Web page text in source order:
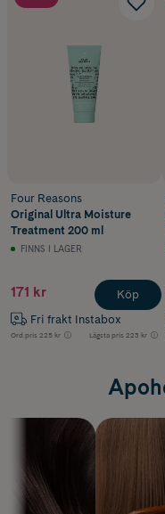
Four Reasons
Original Ultra Moisture
Treatment 200 ml
FINNS I LAGER
171 kr
Fri frakt Instabox
Ord.pris 225 kr Lägsta pris 223 kr
Köp